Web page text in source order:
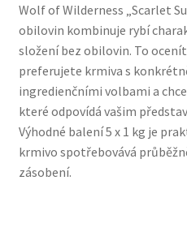
Veterinární dieta pro psy
Vodítka a obojky
Wolf of Wilderness
Wolf of Wilderness „Scarlet
obilovin kombinuje rybí
složení bez obilovin. To
preferujete krmiva s
ingredienčními volbami a
které odpovídá vašim
Výhodné balení 5 x 1 kg je
krmivo spotřebovává
zásobení.